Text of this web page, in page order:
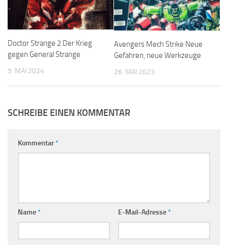
Doctor Strange 2 Der Krieg
gegen General Strange
9. MAI 2024
Avengers Mech Strike Neue
Gefahren, neue Werkzeuge
26. MAI 2023
SCHREIBE EINEN KOMMENTAR
Kommentar*
Name* E-Mail-Adresse*